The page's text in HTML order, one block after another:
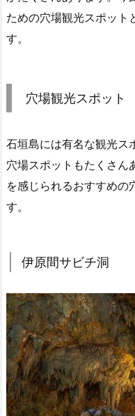
ための穴場観光スポット
す。
穴場観光スポット
石垣島には有名な観光ス
穴場スポットもたくさん
を感じられるおすすめの
す。
伊原間サビチ洞